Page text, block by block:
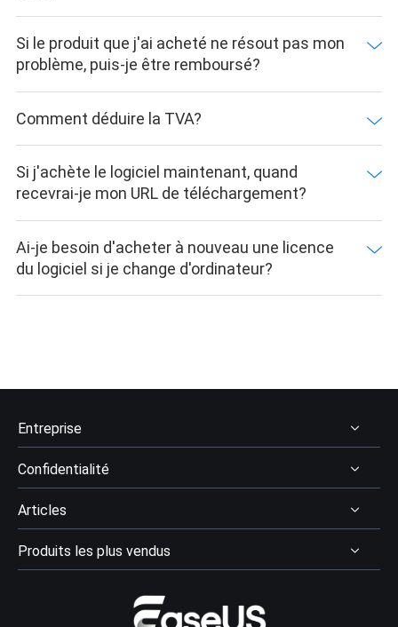
Si le produit que j'ai acheté ne résout pas mon
problème, puis-je être remboursé?
Comment déduire la TVA?
Si j'achète le logiciel maintenant, quand
recevrai-je mon URL de téléchargement?
Ai-je besoin d'acheter à nouveau une licence
du logiciel si je change d'ordinateur?
Entreprise
À Propos
Avis & récompenses
Contactez EaseUS
Confidentialité
Désinstaller
Politique de remboursement
Articles
Récupération des données
Avis logiciel récupération données
Produits les plus vendus
Data Recovery Wizard Pro